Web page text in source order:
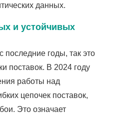
данных.
и устойчивых
последние годы, так это
поставок. В 2024 году
работы над
цепочек поставок,
Это означает